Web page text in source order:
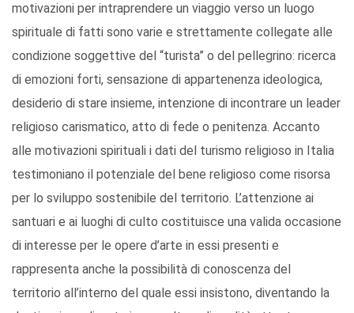
motivazioni per intraprendere un viaggio verso un luogo
spirituale di fatti sono varie e strettamente collegate alle
condizione soggettive del “turista” o del pellegrino: ricerca
di emozioni forti, sensazione di appartenenza ideologica,
desiderio di stare insieme, intenzione di incontrare un leader
religioso carismatico, atto di fede o penitenza. Accanto
alle motivazioni spirituali i dati del turismo religioso in Italia
testimoniano il potenziale del bene religioso come risorsa
per lo sviluppo sostenibile del territorio. L’attenzione ai
santuari e ai luoghi di culto costituisce una valida occasione
di interesse per le opere d’arte in essi presenti e
rappresenta anche la possibilità di conoscenza del
territorio all’interno del quale essi insistono, diventando la